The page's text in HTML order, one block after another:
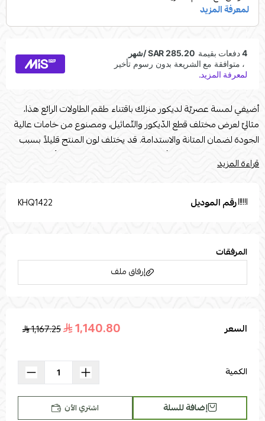
أضيفي لمسة عصريّة لديكور منزلك باقتناء طقم الطاولات الرائع هذا،
مثاليّ لعرض مختلف قطع الدّيكور والتّماثيل، ومصنوع من خامات عالية
الجودة لضمان المتانة والاستدامة. قد يختلف لون المنتج قليلاً بسبب
إضاءة الصور الفوتوغرافية أو إعدادات الشاشة الخاصة بك. تُستخدم صور
العرض 35 الارتفاع 55 الألوان المتوفرة للجزء السفلي : ذهبي فضي أسود"
قراءة المزيد
رقم الموديل KHQ1422
المرفقات
إرفاق ملف
اسحب و افلت الملف هنا
السعر 1,140.80
1,167.25
الكمية
إضافة للسلة اشتري الآن